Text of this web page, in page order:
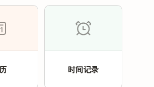
时间记录